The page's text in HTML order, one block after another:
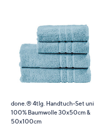
done.® 4tlg. Handtuch-Set uni
100% Baumwolle 30x50cm &
50x100cm